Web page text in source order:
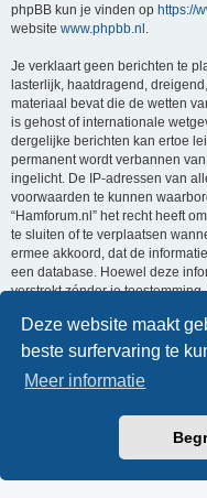
Deze website maakt
beste surfervaring te
Meer informatie
phpBB kun je vinden op https://
website www.phpbb.nl .
Je verklaart geen berichten te
lasterlijk, haatdragend,
materiaal bevat die de wetten
is gehost of internationale
dergelijke berichten kan ertoe
permanent wordt verbannen
ingelicht. De IP-adressen van
voorwaarden te kunnen
“Hamforum.nl” het recht heeft
te sluiten of te verplaatsen
ermee akkoord, dat de
een database. Hoewel deze
verstrekt zónder je
verantwoordelijk worden
dat de gegevens vrijkomen.
Forumoverzicht
Powered byphpBB
Privacy